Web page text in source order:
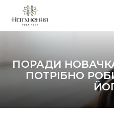
ПОРАДИ
ПОТРІБНО